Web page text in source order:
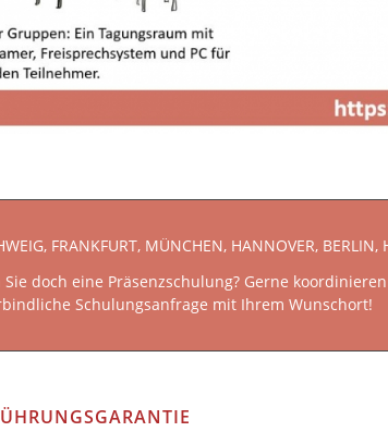
FRANKFURT, MÜNCHEN, HANNOVER,
Sie doch eine Präsenzschulung? Gerne
Schulungsanfrage mit Ihrem Wunschort!